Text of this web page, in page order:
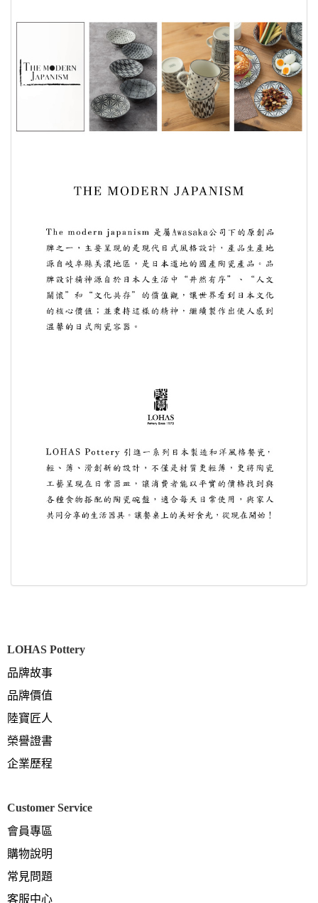
LOHAS Pottery
品牌故事
品牌價值
陸寶匠人
榮譽證書
企業歷程
Customer Service
會員專區
購物說明
常見問題
客服中心